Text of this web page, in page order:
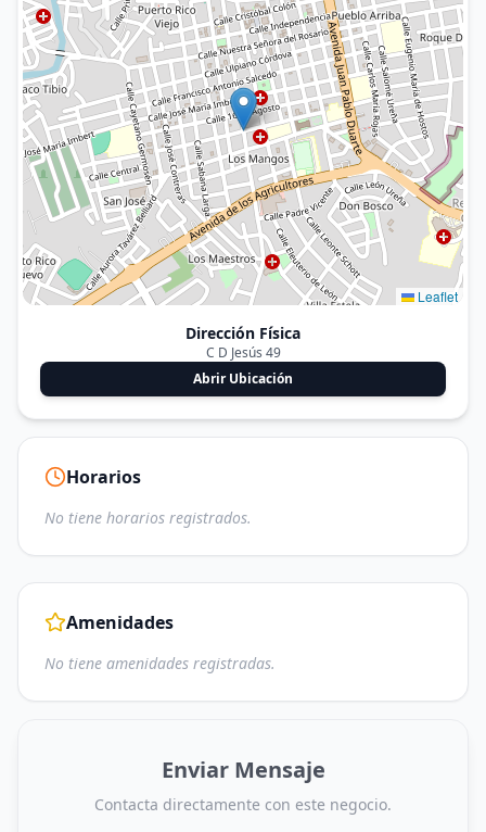
Leaflet
Dirección Física
C D Jesús 49
Abrir Ubicación
Horarios
No tiene horarios registrados.
Amenidades
No tiene amenidades registradas.
Enviar Mensaje
Contacta directamente con este negocio.